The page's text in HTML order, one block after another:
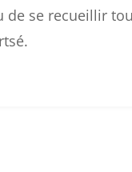
de se recueillir